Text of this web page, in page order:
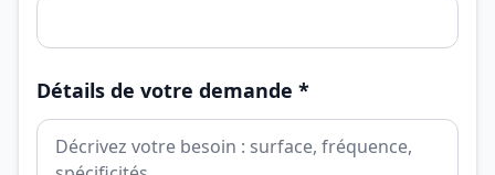
Détails de votre demande *